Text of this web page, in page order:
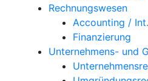
Rechnungswesen
Accounting /
Finanzierung
Unternehmens- und